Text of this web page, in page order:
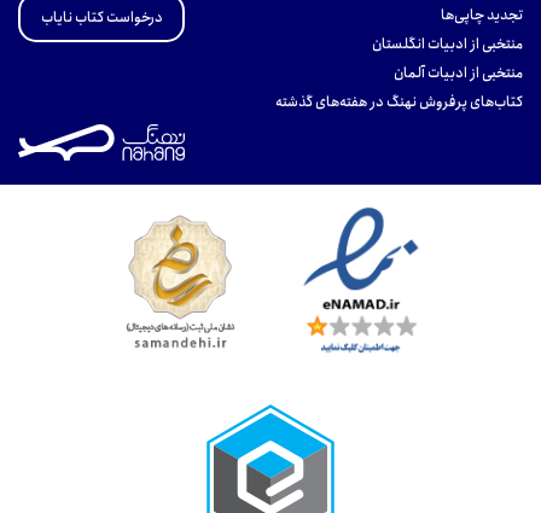
تجدید چاپی‌ها
منتخبی از ادبیات انگلستان
منتخبی از ادبیات آلمان
کتاب‌های پرفروش نهنگ در هفته‌های گذشته
درخواست کتاب نایاب